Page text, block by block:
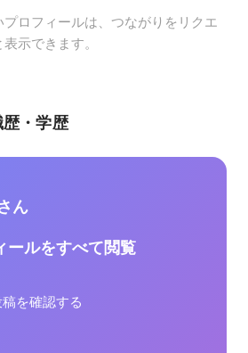
ロフィールは、つながりをリクエ
示できます。
・学歴
ん
ールをすべて閲覧
を確認する